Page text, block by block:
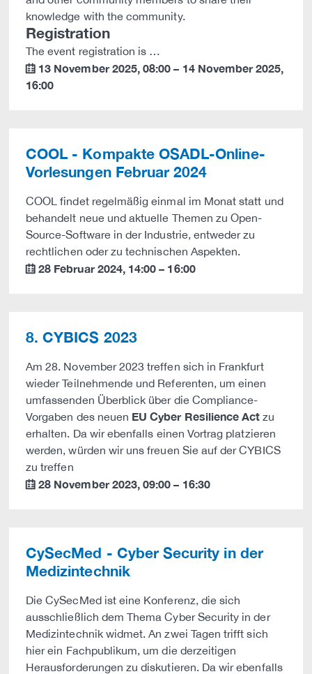
knowledge with the community.
Registration
The event registration is …
calendar 13 November 2025,08:00 – 14 November 2025,
16:00
COOL - Kompakte OSADL-Online-
Vorlesungen Februar 2024
COOL findet regelmäßig einmal im Monat statt und
behandelt neue und aktuelle Themen zu Open-
Source-Software in der Industrie, entweder zu
rechtlichen oder zu technischen Aspekten.
calendar 28 Februar 2024, 14:00 – 16:00
8. CYBICS 2023
Am 28. November 2023 treffen sich in Frankfurt
wieder Teilnehmende und Referenten, um einen
umfassenden Überblick über die Compliance-
Vorgaben des neuen EU Cyber Resilience Act zu
erhalten. Da wir ebenfalls einen Vortrag platzieren
werden, würden wir uns freuen Sie auf der CYBICS
zu treffen
calendar 28 November 2023,09:00 – 16:30
CySecMed - Cyber Security in der
Medizintechnik
Die CySecMed ist eine Konferenz, die sich
ausschließlich dem Thema Cyber Security in der
Medizintechnik widmet. An zwei Tagen trifft sich
hier ein Fachpublikum, um die derzeitigen
Herausforderungen zu diskutieren. Da wir ebenfalls